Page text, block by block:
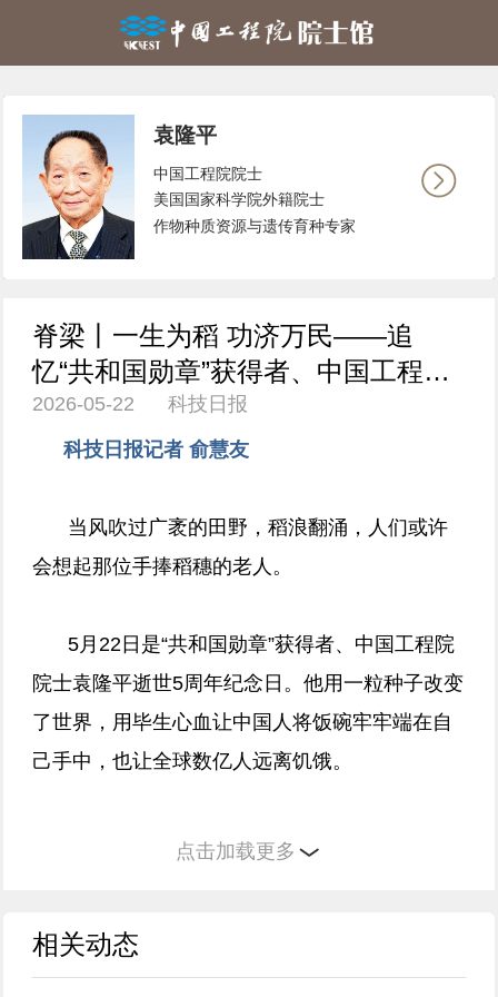
袁隆平
中国工程院院士
美国国家科学院外籍院士
作物种质资源与遗传育种专家
脊梁丨一生为稻 功济万民——追
忆“共和国勋章”获得者、中国工程院
院士袁隆平
2026-05-22 科技日报
科技日报记者 俞慧友
当风吹过广袤的田野，稻浪翻涌，人们或许
会想起那位手捧稻穗的老人。
5月22日是“共和国勋章”获得者、中国工程院
院士袁隆平逝世5周年纪念日。他用一粒种子改变
了世界，用毕生心血让中国人将饭碗牢牢端在自
己手中，也让全球数亿人远离饥饿。
袁隆平曾说：“人就像一粒种子，要做一粒好
今天，我们缅怀他，不只为铭记这位国之脊
点击加载更多
相关动态